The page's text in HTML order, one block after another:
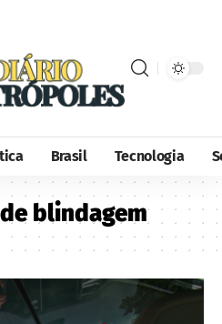
Brasil Tecnologia
blindagem